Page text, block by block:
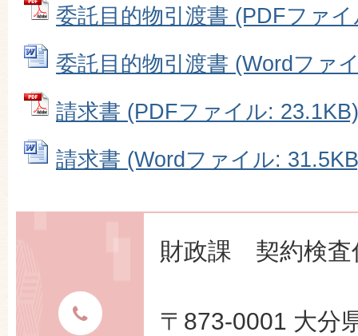
委託目的物引渡書 (PDFファ
委託目的物引渡書 (Wordファ
請求書 (PDFファイル: 23.1KB)
請求書 (Wordファイル:
財政課 契約検査
〒873-0001 大分